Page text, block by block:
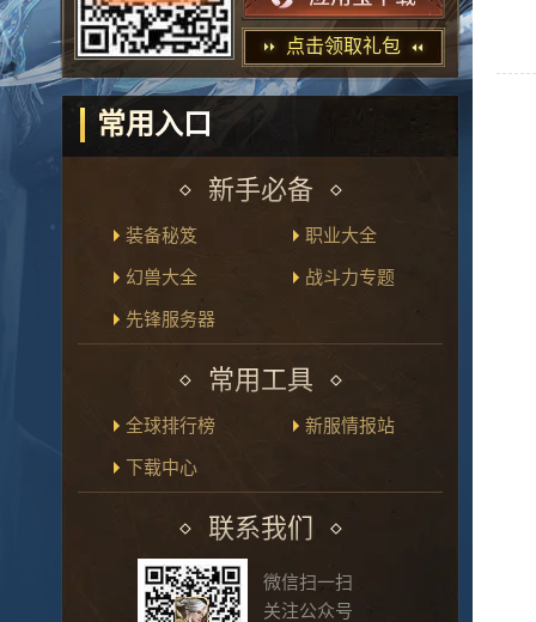
点击领取礼包
常用入口
新手必备
装备秘笈 职业大全
幻兽大全 战斗力专题
先锋服务器
常用工具
全球排行榜 新服情报站
下载中心
联系我们
微信扫一扫
关注公众号